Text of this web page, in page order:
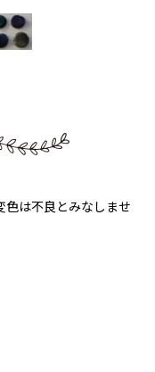
色は不良とみなしませ